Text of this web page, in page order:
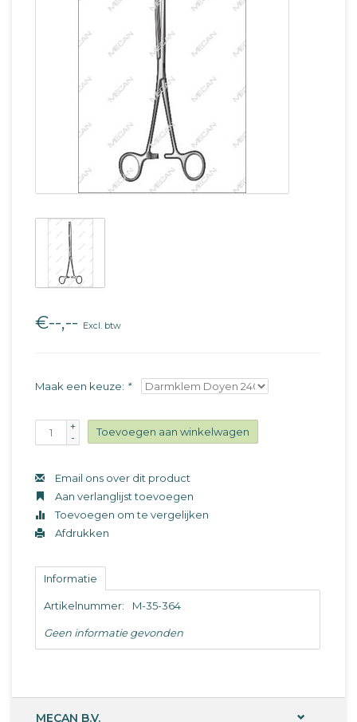
€--,-- Excl. btw
Maak een keuze: *
+
-
Toevoegen aan winkelwagen
Email ons over dit product
Aan verlanglijst toevoegen
Toevoegen om te vergelijken
Afdrukken
Informatie
Artikelnummer: M-35-364
Geen informatie gevonden
MECAN B.V.